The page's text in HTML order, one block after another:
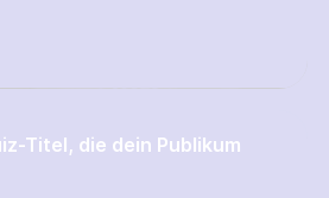
Titel, die dein Publikum